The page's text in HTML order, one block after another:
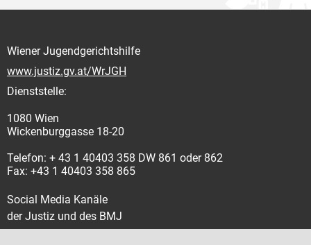
Wiener Jugendgerichtshilfe
www.justiz.gv.at/WrJGH
Dienststelle:
1080 Wien
Wickenburggasse 18-20
Telefon: + 43 1 40403 358 DW 861 oder 862
Fax: +43 1 40403 358 865
Social Media Kanäle
der Justiz und des BMJ